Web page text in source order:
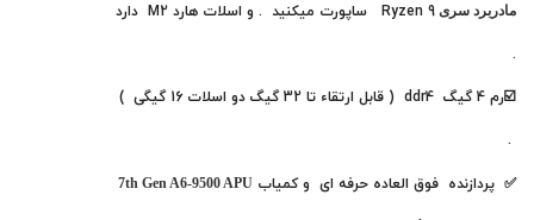
مادربرد سری Ryzen 9 ساپورت میکنید . و اسلات هارد M2 دارد
.
☑️رم 4 گیگ ddr4 ( قابل ارتقاء تا 32 گیگ دو اسلات 16 گیگی )
.
✅ پردازنده فوق العاده حرفه ای و کمیاب 7th Gen A6-9500 APU